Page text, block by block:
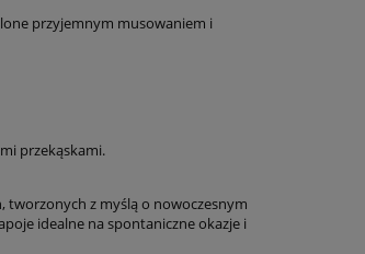
przyjemnym musowaniem i
przekąskami.
tworzonych z myślą o nowoczesnym
idealne na spontaniczne okazje i